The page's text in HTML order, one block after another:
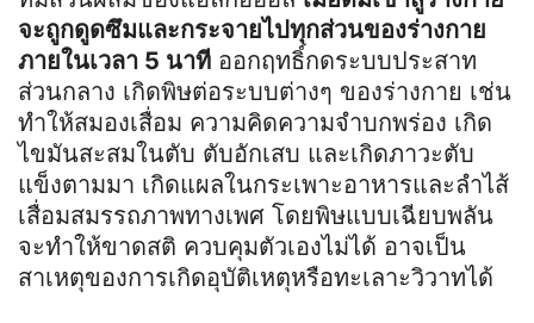
จะถูกดูดซึมและกระจายไปทุกส่วนของร่างกาย
ภายในเวลา 5 นาที ออกฤทธิ์กดระบบประสาท
ส่วนกลาง เกิดพิษต่อระบบต่างๆ ของร่างกาย เช่น
ทำให้สมองเสื่อม ความคิดความจำบกพร่อง เกิด
ไขมันสะสมในตับ ตับอักเสบ และเกิดภาวะตับ
แข็งตามมา เกิดแผลในกระเพาะอาหารและลำไส้
เสื่อมสมรรถภาพทางเพศ โดยพิษแบบเฉียบพลัน
จะทำให้ขาดสติ ควบคุมตัวเองไม่ได้ อาจเป็น
สาเหตุของการเกิดอุบัติเหตุหรือทะเลาะวิวาทได้